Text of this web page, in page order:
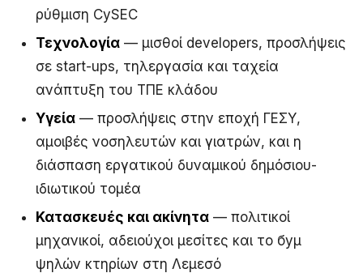
ρύθμιση CySEC
Τεχνολογία — μισθοί developers, προσλήψεις
σε start-ups, τηλεργασία και ταχεία
ανάπτυξη του ΤΠΕ κλάδου
Υγεία — προσλήψεις στην εποχή ΓΕΣΥ,
αμοιβές νοσηλευτών και γιατρών, και η
διάσπαση εργατικού δυναμικού δημόσιου-
ιδιωτικού τομέα
Κατασκευές και ακίνητα — πολιτικοί
μηχανικοί, αδειούχοι μεσίτες και το буμ
ψηλών κτηρίων στη Λεμεσό